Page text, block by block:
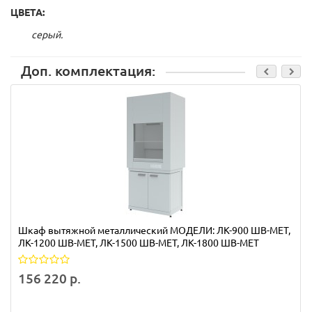
ЦВЕТА:
серый.
Доп. комплектация:
Шкаф вытяжной металлический МОДЕЛИ: ЛК-900 ШВ-МЕТ,
ЛК-1200 ШВ-МЕТ, ЛК-1500 ШВ-МЕТ, ЛК-1800 ШВ-МЕТ
156 220 р.